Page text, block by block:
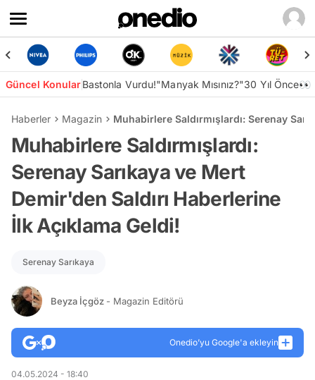
Güncel KonularBastonla Vurdu!"Manyak Mısınız?"30 Yıl Önce👀
Haberler Magazin Muhabirlere Saldırmışlardı: Serenay
Muhabirlere Saldırmışlardı:
Serenay Sarıkaya ve Mert
Demir'den Saldırı Haberlerine
İlk Açıklama Geldi!
Serenay Sarıkaya
Beyza İçgöz - Magazin Editörü
Onedio’yu Google'a ekleyin
04.05.2024 - 18:40